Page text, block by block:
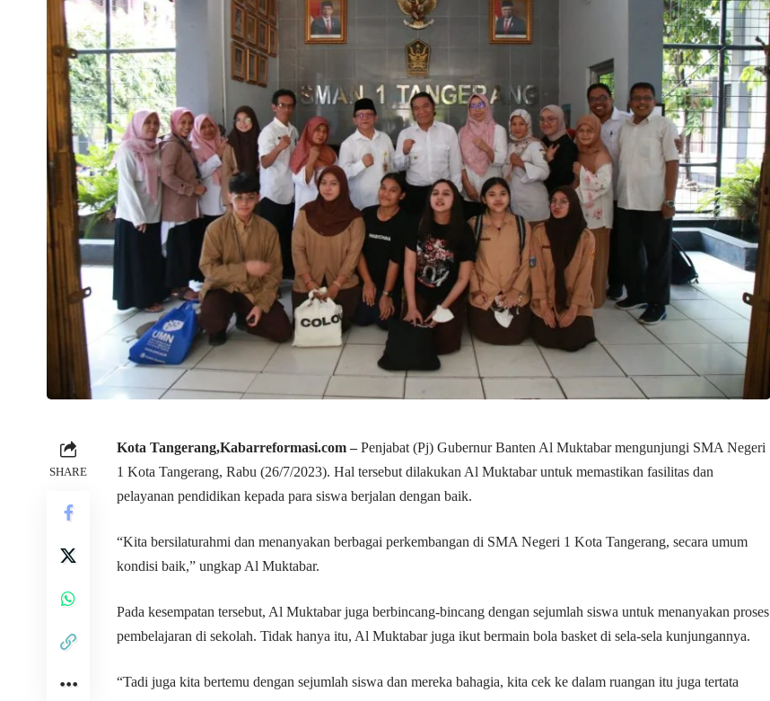
SHARE
Kota Tangerang,Kabarreformasi.com –Penjabat (Pj) Gubernur Banten Al Muktabar mengunjungi SMA Negeri
1 Kota Tangerang, Rabu (26/7/2023). Hal tersebut dilakukan Al Muktabar untuk memastikan fasilitas dan
pelayanan pendidikan kepada para siswa berjalan dengan baik.
“Kita bersilaturahmi dan menanyakan berbagai perkembangan di SMA Negeri 1 Kota Tangerang, secara umum
kondisi baik,” ungkap Al Muktabar.
Pada kesempatan tersebut, Al Muktabar juga berbincang-bincang dengan sejumlah siswa untuk menanyakan proses
pembelajaran di sekolah. Tidak hanya itu, Al Muktabar juga ikut bermain bola basket di sela-sela kunjungannya.
“Tadi juga kita bertemu dengan sejumlah siswa dan mereka bahagia, kita cek ke dalam ruangan itu juga tertata